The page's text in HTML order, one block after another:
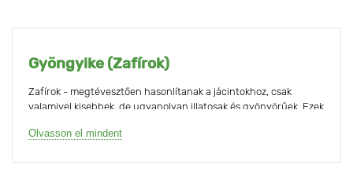
Gyöngyike (Zafírok)
Zafírok - megtévesztően hasonlítanak a jácintokhoz, csak
valamivel kisebbek, de ugyanolyan illatosak és gyönyörűek. Ezek
kertben, és több hétig gyönyörködtetnek bennünket.
Olvasson el mindent